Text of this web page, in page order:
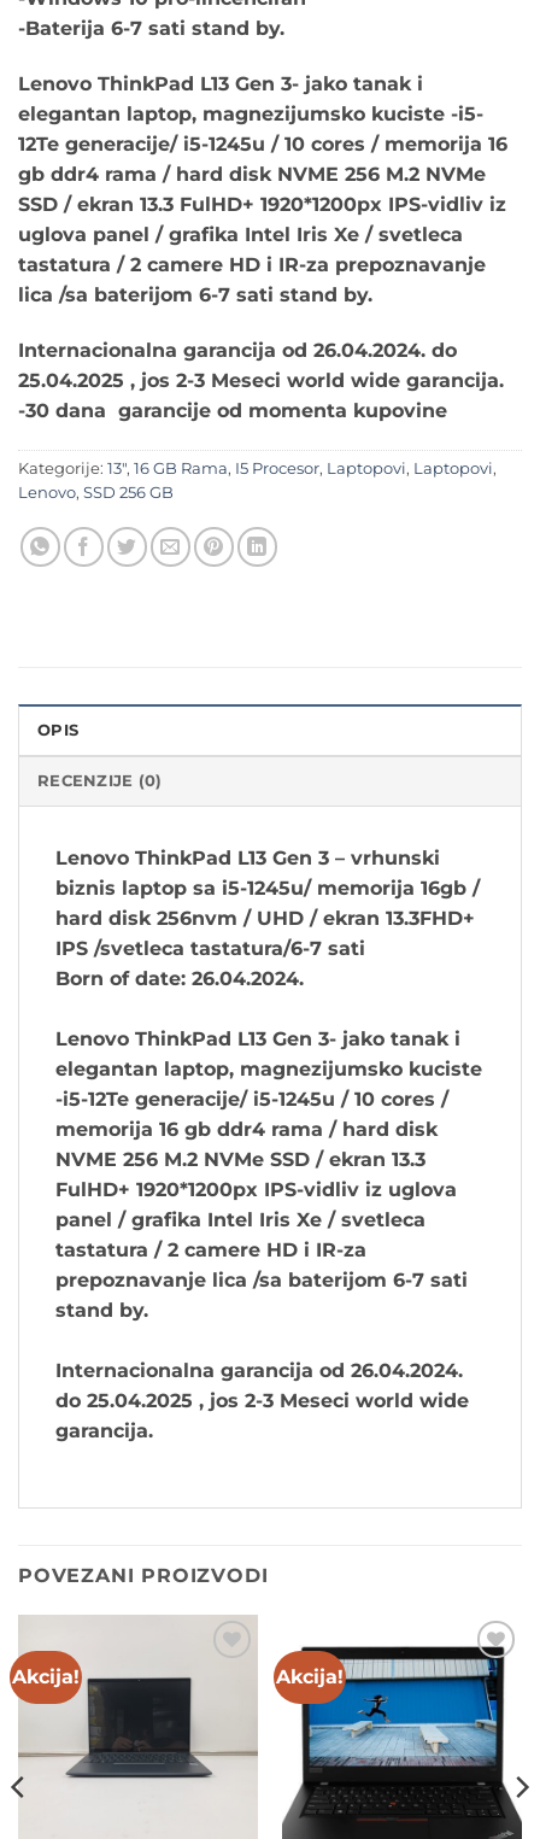
-Baterija 6-7 sati stand by.
Lenovo ThinkPad L13 Gen 3- jako tanak i
elegantan laptop, magnezijumsko kuciste -i5-
12Te generacije/ i5-1245u / 10 cores / memorija 16
gb ddr4 rama / hard disk NVME 256 M.2 NVMe
SSD / ekran 13.3 FulHD+ 1920*1200px IPS-vidliv iz
uglova panel / grafika Intel Iris Xe / svetleca
tastatura / 2 camere HD i IR-za prepoznavanje
lica /sa baterijom 6-7 sati stand by.
Internacionalna garancija od 26.04.2024. do
25.04.2025 , jos 2-3 Meseci world wide garancija.
-30 dana garancije od momenta kupovine
Kategorije: 13", 16 GB Rama, I5 Procesor, Laptopovi, Laptopovi,
Lenovo, SSD 256 GB
OPIS
RECENZIJE (0)
Lenovo ThinkPad L13 Gen 3 – vrhunski
biznis laptop sa i5-1245u/ memorija 16gb /
hard disk 256nvm / UHD / ekran 13.3FHD+
IPS /svetleca tastatura/6-7 sati
Born of date: 26.04.2024.
Lenovo ThinkPad L13 Gen 3- jako tanak i
elegantan laptop, magnezijumsko kuciste
-i5-12Te generacije/ i5-1245u / 10 cores /
memorija 16 gb ddr4 rama / hard disk
NVME 256 M.2 NVMe SSD / ekran 13.3
FulHD+ 1920*1200px IPS-vidliv iz uglova
panel / grafika Intel Iris Xe / svetleca
tastatura / 2 camere HD i IR-za
prepoznavanje lica /sa baterijom 6-7 sati
stand by.
Internacionalna garancija od 26.04.2024.
do 25.04.2025 , jos 2-3 Meseci world wide
garancija.
POVEZANI PROIZVODI
Akcija! Akcija!
Add to
wishlist